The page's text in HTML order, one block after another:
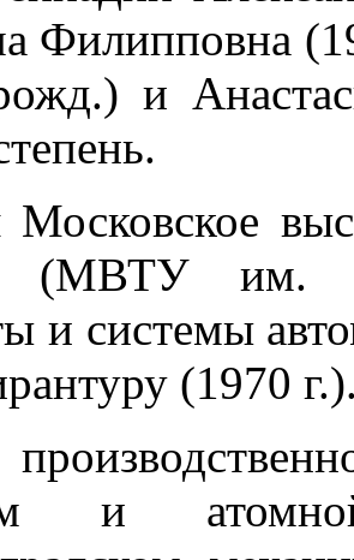
Филипповна
и
Московское
(МВТУ им.
и системы
(1970
и